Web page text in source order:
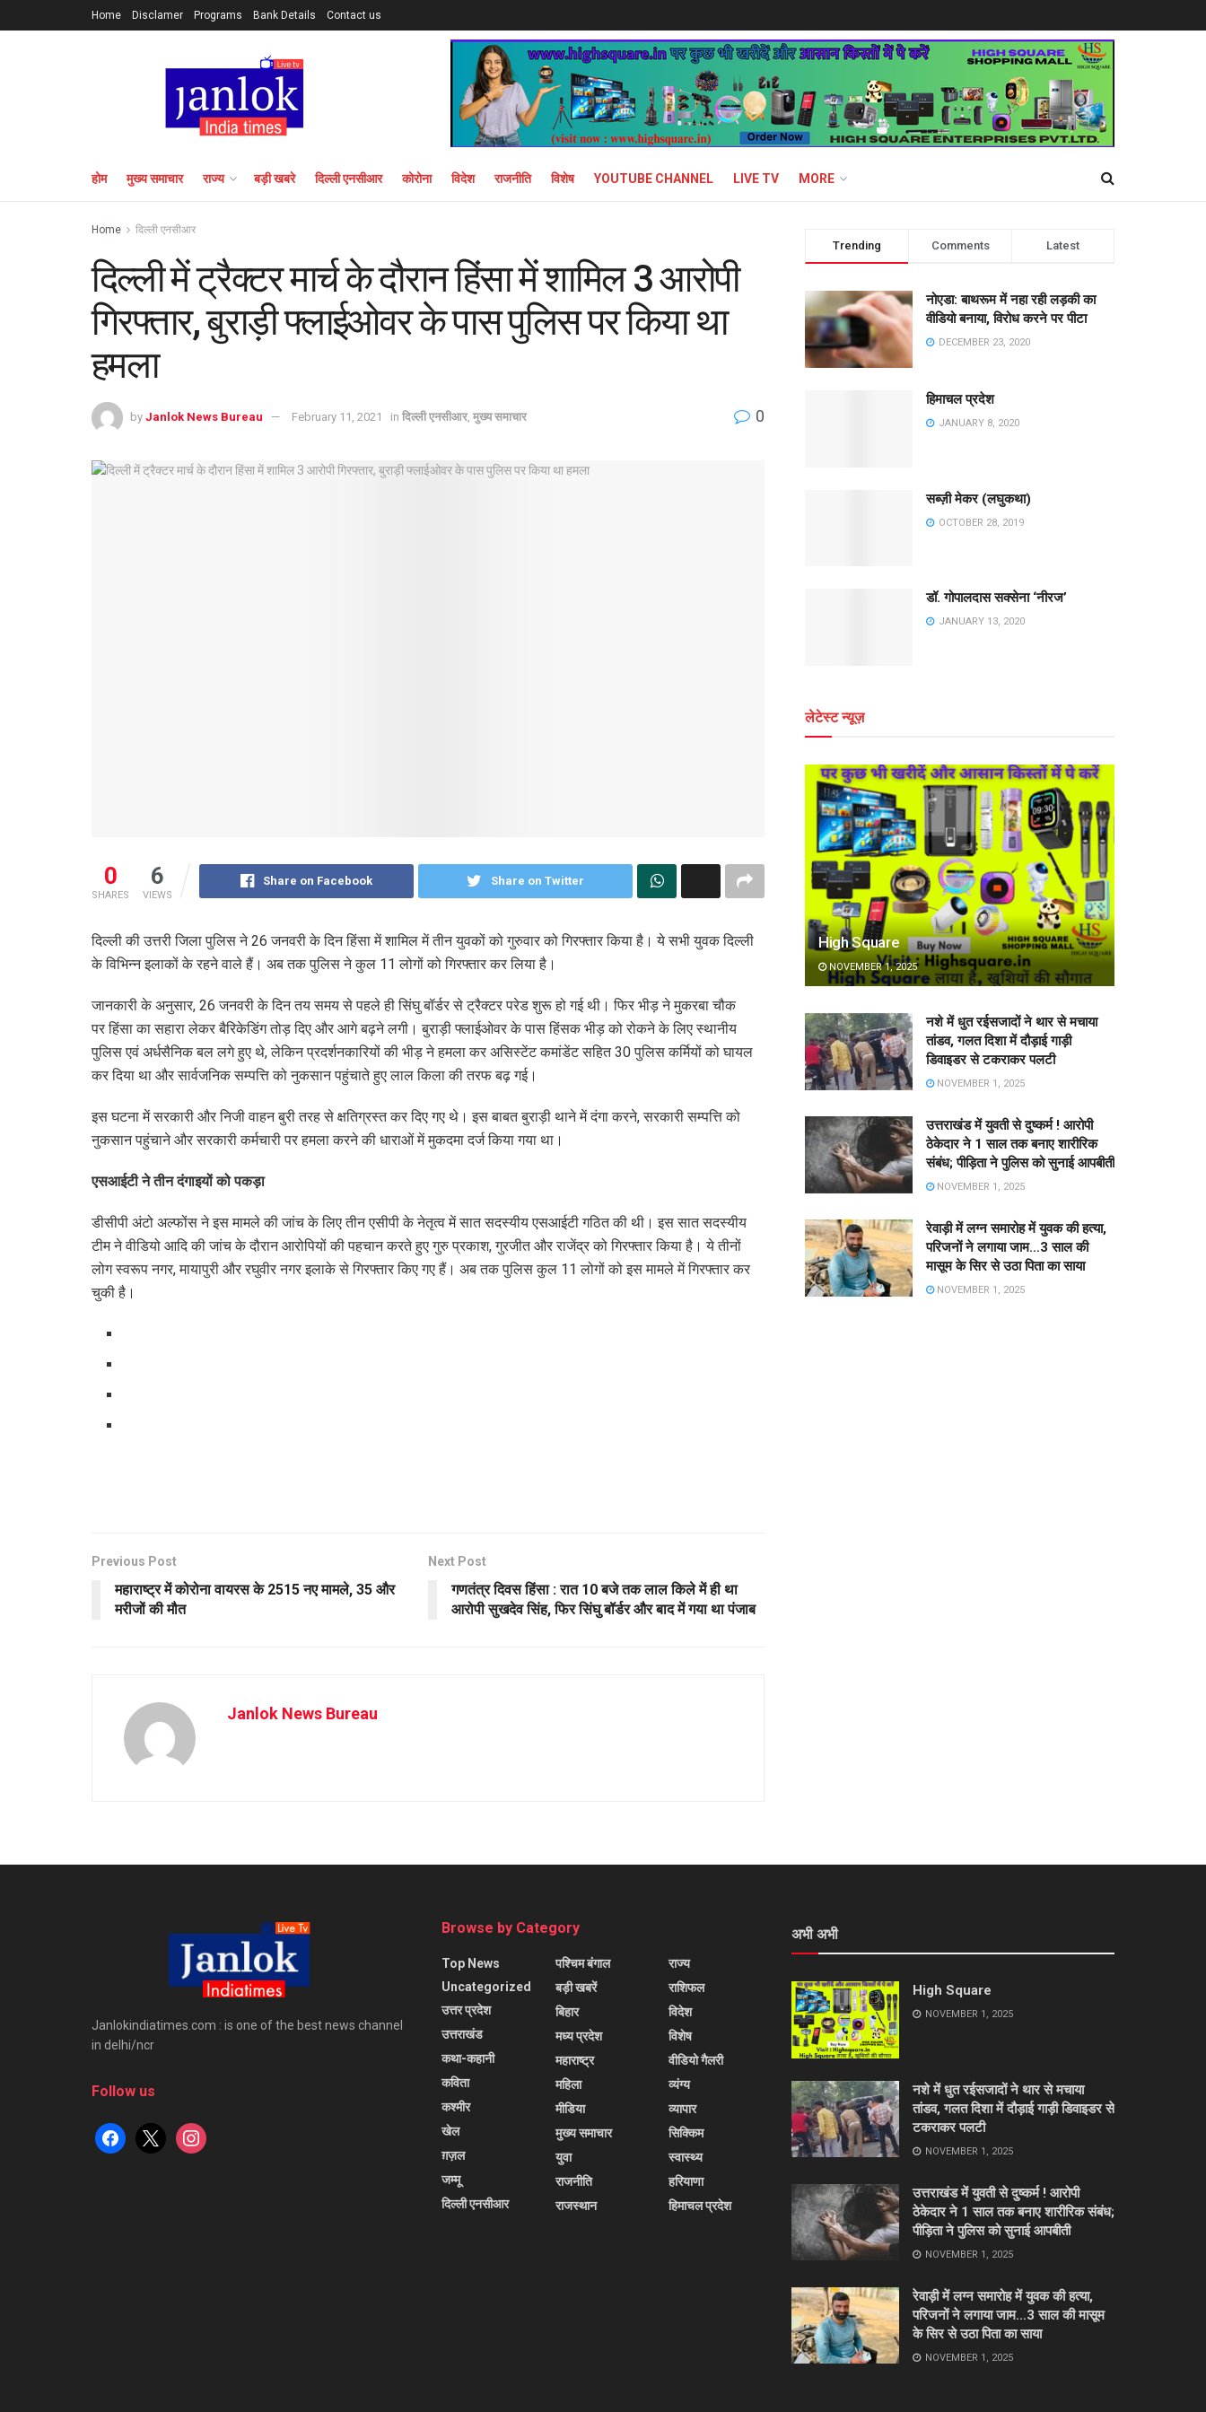
Home Disclamer Programs Bank Details Contact us
होम मुख्य समाचार राज्य बड़ी खबरे दिल्ली एनसीआर कोरोना विदेश राजनीति विशेष YOUTUBE CHANNEL LIVE TV MORE
Home दिल्ली एनसीआर
दिल्ली में ट्रैक्टर मार्च के दौरान हिंसा में शामिल 3 आरोपी
गिरफ्तार, बुराड़ी फ्लाईओवर के पास पुलिस पर किया था
हमला
by Janlok News Bureau February 11, 2021 in दिल्ली एनसीआर, मुख्य समाचार 0
0
SHARES
6
VIEWS
Share on Facebook Share on Twitter
दिल्ली की उत्तरी जिला पुलिस ने 26 जनवरी के दिन हिंसा में शामिल में तीन युवकों को गुरुवार को गिरफ्तार किया है। ये सभी युवक दिल्ली
के विभिन्न इलाकों के रहने वाले हैं। अब तक पुलिस ने कुल 11 लोगों को गिरफ्तार कर लिया है।
जानकारी के अनुसार, 26 जनवरी के दिन तय समय से पहले ही सिंघु बॉर्डर से ट्रैक्टर परेड शुरू हो गई थी। फिर भीड़ ने मुकरबा चौक
पर हिंसा का सहारा लेकर बैरिकेडिंग तोड़ दिए और आगे बढ़ने लगी। बुराड़ी फ्लाईओवर के पास हिंसक भीड़ को रोकने के लिए स्थानीय
पुलिस एवं अर्धसैनिक बल लगे हुए थे, लेकिन प्रदर्शनकारियों की भीड़ ने हमला कर असिस्टेंट कमांडेंट सहित 30 पुलिस कर्मियों को घायल
कर दिया था और सार्वजनिक सम्पत्ति को नुकसान पहुंचाते हुए लाल किला की तरफ बढ़ गई।
इस घटना में सरकारी और निजी वाहन बुरी तरह से क्षतिग्रस्त कर दिए गए थे। इस बाबत बुराड़ी थाने में दंगा करने, सरकारी सम्पत्ति को
नुकसान पहुंचाने और सरकारी कर्मचारी पर हमला करने की धाराओं में मुकदमा दर्ज किया गया था।
एसआईटी ने तीन दंगाइयों को पकड़ा
डीसीपी अंटो अल्फोंस ने इस मामले की जांच के लिए तीन एसीपी के नेतृत्व में सात सदस्यीय एसआईटी गठित की थी। इस सात सदस्यीय
टीम ने वीडियो आदि की जांच के दौरान आरोपियों की पहचान करते हुए गुरु प्रकाश, गुरजीत और राजेंद्र को गिरफ्तार किया है। ये तीनों
लोग स्वरूप नगर, मायापुरी और रघुवीर नगर इलाके से गिरफ्तार किए गए हैं। अब तक पुलिस कुल 11 लोगों को इस मामले में गिरफ्तार कर
चुकी है।
Previous Post
महाराष्ट्र में कोरोना वायरस के 2515 नए मामले, 35 और
मरीजों की मौत
Next Post
गणतंत्र दिवस हिंसा : रात 10 बजे तक लाल किले में ही था
आरोपी सुखदेव सिंह, फिर सिंघु बॉर्डर और बाद में गया था पंजाब
Janlok News Bureau
Trending Comments Latest
नोएडा: बाथरूम में नहा रही लड़की का
वीडियो बनाया, विरोध करने पर पीटा
DECEMBER 23, 2020
हिमाचल प्रदेश
JANUARY 8, 2020
सब्ज़ी मेकर (लघुकथा)
OCTOBER 28, 2019
डॉ. गोपालदास सक्सेना ‘नीरज’
JANUARY 13, 2020
लेटेस्ट न्यूज़
High Square
NOVEMBER 1, 2025
नशे में धुत रईसजादों ने थार से मचाया
तांडव, गलत दिशा में दौड़ाई गाड़ी
डिवाइडर से टकराकर पलटी
NOVEMBER 1, 2025
उत्तराखंड में युवती से दुष्कर्म ! आरोपी
ठेकेदार ने 1 साल तक बनाए शारीरिक
संबंध; पीड़िता ने पुलिस को सुनाई आपबीती
NOVEMBER 1, 2025
रेवाड़ी में लग्न समारोह में युवक की हत्या,
परिजनों ने लगाया जाम…3 साल की
मासूम के सिर से उठा पिता का साया
NOVEMBER 1, 2025
Janlokindiatimes.com : is one of the best news channel
in delhi/ncr
Follow us
facebook
x instagram
Browse by Category
Top News
Uncategorized
उत्तर प्रदेश
उत्तराखंड
कथा-कहानी
कविता
कश्मीर
खेल
ग़ज़ल
जम्मू
दिल्ली एनसीआर
पश्चिम बंगाल
बड़ी खबरें
बिहार
मध्य प्रदेश
महाराष्ट्र
महिला
मीडिया
मुख्य समाचार
युवा
राजनीति
राजस्थान
राज्य
राशिफल
विदेश
विशेष
वीडियो गैलरी
व्यंग्य
व्यापार
सिक्किम
स्वास्थ्य
हरियाणा
हिमाचल प्रदेश
अभी अभी
High Square
NOVEMBER 1, 2025
नशे में धुत रईसजादों ने थार से मचाया
तांडव, गलत दिशा में दौड़ाई गाड़ी डिवाइडर से
टकराकर पलटी
NOVEMBER 1, 2025
उत्तराखंड में युवती से दुष्कर्म ! आरोपी
ठेकेदार ने 1 साल तक बनाए शारीरिक संबंध;
पीड़िता ने पुलिस को सुनाई आपबीती
NOVEMBER 1, 2025
रेवाड़ी में लग्न समारोह में युवक की हत्या,
परिजनों ने लगाया जाम…3 साल की मासूम
के सिर से उठा पिता का साया
NOVEMBER 1, 2025